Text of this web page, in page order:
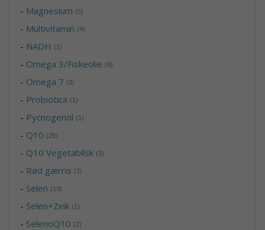
- Magnesium (5)
- Multivitamin (4)
- NADH (1)
- Omega 3/Fiskeolie (6)
- Omega 7 (3)
- Probiotica (1)
- Pycnogenol (1)
- Q10 (25)
- Q10 Vegetabilsk (3)
- Rød gærris (2)
- Selen (13)
- Selen+Zink (1)
- SelenoQ10 (2)